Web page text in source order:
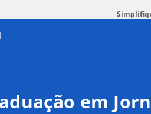
em